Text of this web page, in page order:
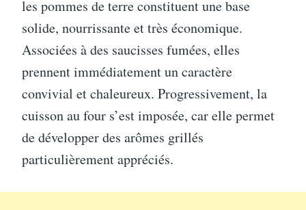
les pommes de terre constituent une base
solide, nourrissante et très économique.
Associées à des saucisses fumées, elles
prennent immédiatement un caractère
convivial et chaleureux. Progressivement, la
cuisson au four s’est imposée, car elle permet
de développer des arômes grillés
particulièrement appréciés.